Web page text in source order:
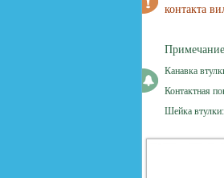
контакта
Канавка
Контактная
Шейка